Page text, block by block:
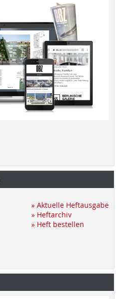
» Aktuelle Heftausgabe
» Heftarchiv
» Heft bestellen